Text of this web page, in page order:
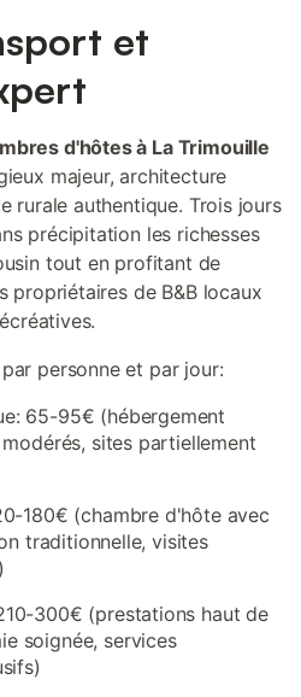
et
d'hôtes à La Trimouille
majeur, architecture
rurale authentique. Trois jours
précipitation les richesses
tout en profitant de
propriétaires de B&B locaux
personne et par jour:
65-95€ (hébergement
sites partiellement
180€ (chambre d'hôte avec
traditionnelle, visites
300€ (prestations haut de
soignée, services